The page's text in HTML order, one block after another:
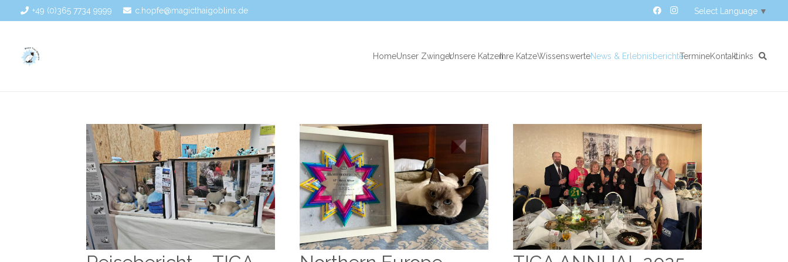
+49 (0)365 7734 9999 c.hopfe@magicthaigoblins.de Select Language ▼
HomeUnser ZwingerUnsere KatzenIhre KatzeWissenswertesNews & ErlebnisberichteTermineKontaktLinks